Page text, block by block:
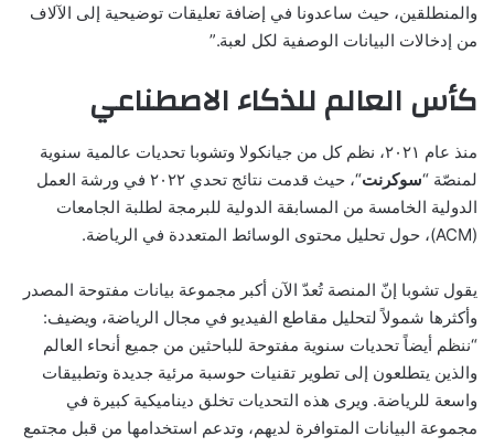
والمنطلقين، حيث ساعدونا في إضافة تعليقات توضيحية إلى الآلاف
من إدخالات البيانات الوصفية لكل لعبة.”
كأس العالم للذكاء الاصطناعي
منذ عام ٢٠٢١، نظم كل من جيانكولا وتشوبا تحديات عالمية سنوية
لمنصّة “سوكرنت
“، حيث قدمت نتائج تحدي ٢٠٢٢ في ورشة العمل
الدولية الخامسة من المسابقة الدولية للبرمجة لطلبة الجامعات
(ACM)، حول تحليل محتوى الوسائط المتعددة في الرياضة.
يقول تشوبا إنّ المنصة تُعدّ الآن أكبر مجموعة بيانات مفتوحة المصدر
وأكثرها شمولاً لتحليل مقاطع الفيديو في مجال الرياضة، ويضيف:
“ننظم أيضاً تحديات سنوية مفتوحة للباحثين من جميع أنحاء العالم
والذين يتطلعون إلى تطوير تقنيات حوسبة مرئية جديدة وتطبيقات
واسعة للرياضة. ويرى هذه التحديات تخلق ديناميكية كبيرة في
مجموعة البيانات المتوافرة لديهم، وتدعم استخدامها من قبل مجتمع